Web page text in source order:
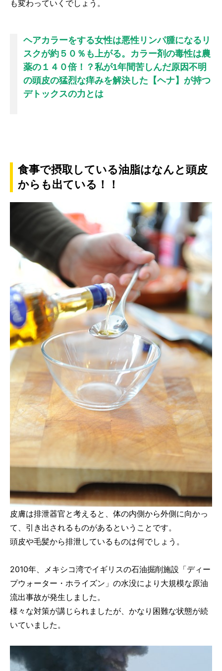
も変わっていくでしょう。
ヘアカラーをする女性は悪性リンパ腫になるリ
スクが約５０％も上がる。カラー剤の毒性は農
薬の１４０倍！？私が1年間苦しんだ原因不明
の頭皮の猛烈な痒みを解決した【ヘナ】が持つ
デトックスの力とは
食事で摂取している油脂はなんと頭皮
からも出ている！！
皮膚は排泄器官と考えると、体の内側から外側に向かっ
て、引き出されるものがあるということです。
頭皮や毛髪から排泄しているものは何でしょう。
2010年、メキシコ湾でイギリスの石油掘削施設「ディー
プウォーター・ホライズン」の水没により大規模な原油
流出事故が発生しました。
様々な対策が講じられましたが、かなり困難な状態が続
いていました。